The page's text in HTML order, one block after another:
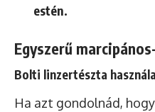
estén.
Egyszerű
Bolti linzertészta
Ha azt gondolnád,